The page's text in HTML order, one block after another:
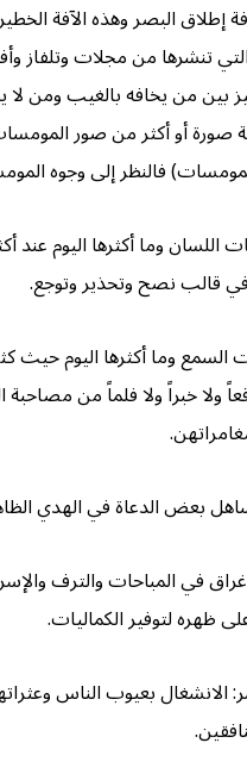
إطلاق البصر وهذه الآفة
التي تنشرها من مجلات وتلفاز
بين من يخافه بالغيب ومن
أو أكثر من صور
فالنظر إلى وجوه
اللسان وما أكثرها اليوم
في قالب نصح وتحذير وتوجع.
السمع وما أكثرها اليوم
ولا خبراً ولا فلماً من
بعض الدعاة في الهدي
في المباحات والترف
ظهره لتوفير الكماليات.
الانشغال بعيوب الناس